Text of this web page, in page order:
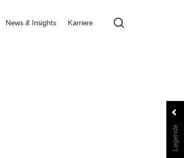
News & Insights Karriere
Legende
Legende